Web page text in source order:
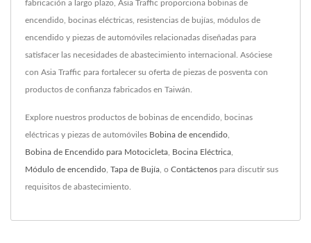
fabricación a largo plazo, Asia Traffic proporciona bobinas de
encendido, bocinas eléctricas, resistencias de bujías, módulos de
encendido y piezas de automóviles relacionadas diseñadas para
satisfacer las necesidades de abastecimiento internacional. Asóciese
con Asia Traffic para fortalecer su oferta de piezas de posventa con
productos de confianza fabricados en Taiwán.
Explore nuestros productos de bobinas de encendido, bocinas
eléctricas y piezas de automóviles Bobina de encendido
Bobina de Encendido para Motocicleta Bocina Eléctrica
Módulo de encendido Tapa de Bujía , o Contáctenos para discutir sus
requisitos de abastecimiento.